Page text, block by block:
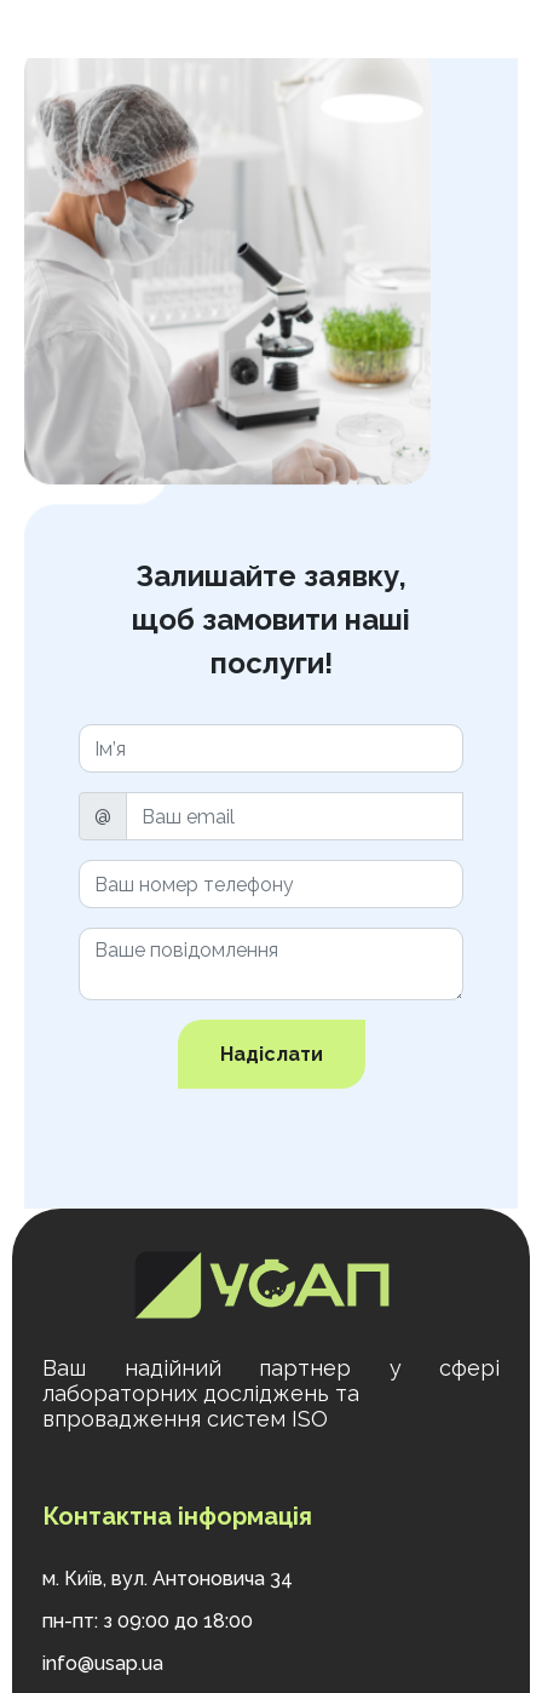
Залишайте заявку,
щоб замовити наші
послуги!
@
Надіслати
Ваш надійний партнер у сфері
лабораторних досліджень та
впровадження систем ISO
Контактна інформація
м. Київ, вул. Антоновича 34
пн-пт: з 09:00 до 18:00
info@usap.ua